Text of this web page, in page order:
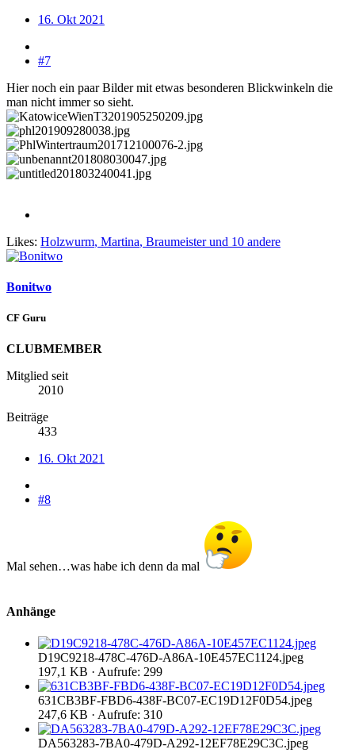
16. Okt 2021
#7
Hier noch ein paar Bilder mit etwas besonderen Blickwinkeln die
man nicht immer so sieht.
Likes: Holzwurm, Martina, Braumeisterund 10 andere
Bonitwo
CF Guru
CLUBMEMBER
Mitglied seit
2010
Beiträge
433
16. Okt 2021
#8
Mal sehen…was habe ich denn da mal
Anhänge
D19C9218-478C-476D-A86A-10E457EC1124.jpeg
197,1 KB · Aufrufe: 299
631CB3BF-FBD6-438F-BC07-EC19D12F0D54.jpeg
247,6 KB · Aufrufe: 310
DA563283-7BA0-479D-A292-12EF78E29C3C.jpeg